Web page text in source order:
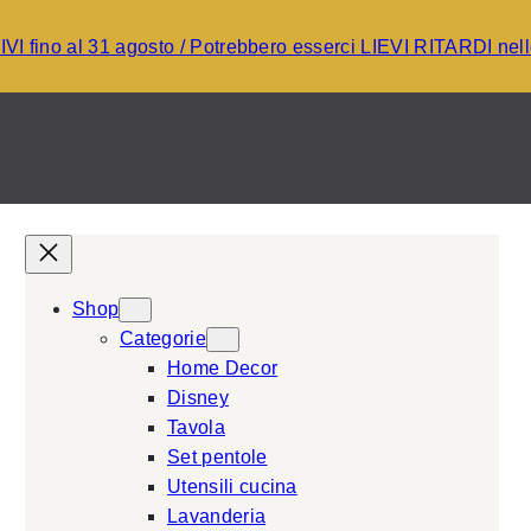
fino al 31 agosto / Potrebbero esserci LIEVI RITARDI
Shop
Categorie
Home Decor
Disney
Tavola
Set pentole
Utensili cucina
Lavanderia